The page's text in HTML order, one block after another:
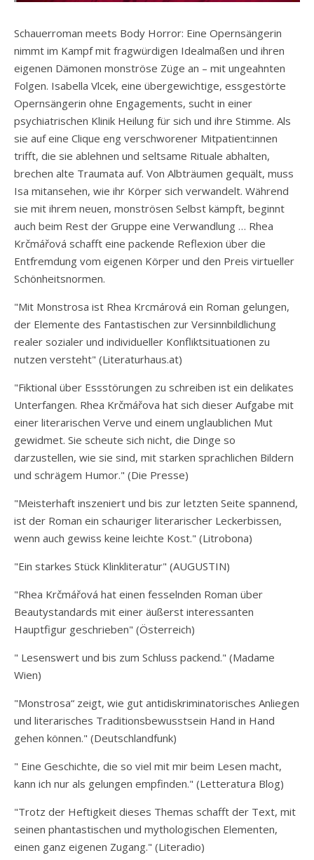
Schauerroman meets Body Horror: Eine Opernsängerin
nimmt im Kampf mit fragwürdigen Idealmaßen und ihren
eigenen Dämonen monströse Züge an – mit ungeahnten
Folgen. Isabella Vlcek, eine übergewichtige, essgestörte
Opernsängerin ohne Engagements, sucht in einer
psychiatrischen Klinik Heilung für sich und ihre Stimme. Als
sie auf eine Clique eng verschworener Mitpatient:innen
trifft, die sie ablehnen und seltsame Rituale abhalten,
brechen alte Traumata auf. Von Albträumen gequält, muss
Isa mitansehen, wie ihr Körper sich verwandelt. Während
sie mit ihrem neuen, monströsen Selbst kämpft, beginnt
auch beim Rest der Gruppe eine Verwandlung … Rhea
Krčmářová schafft eine packende Reflexion über die
Entfremdung vom eigenen Körper und den Preis virtueller
Schönheitsnormen.
"Mit Monstrosa ist Rhea Krcmárová ein Roman gelungen,
der Elemente des Fantastischen zur Versinnbildlichung
realer sozialer und individueller Konfliktsituationen zu
nutzen versteht" (Literaturhaus.at)
"Fiktional über Essstörungen zu schreiben ist ein delikates
Unterfangen. Rhea Krčmářova hat sich dieser Aufgabe mit
einer literarischen Verve und einem unglaublichen Mut
gewidmet. Sie scheute sich nicht, die Dinge so
darzustellen, wie sie sind, mit starken sprachlichen Bildern
und schrägem Humor." (Die Presse)
"Meisterhaft inszeniert und bis zur letzten Seite spannend,
ist der Roman ein schauriger literarischer Leckerbissen,
wenn auch gewiss keine leichte Kost." (Litrobona)
"Ein starkes Stück Klinkliteratur" (AUGUSTIN)
"Rhea Krčmářová hat einen fesselnden Roman über
Beautystandards mit einer äußerst interessanten
Hauptfigur geschrieben" (Österreich)
" Lesenswert und bis zum Schluss packend." (Madame
Wien)
"Monstrosa“ zeigt, wie gut antidiskriminatorisches Anliegen
und literarisches Traditionsbewusstsein Hand in Hand
gehen können." (Deutschlandfunk)
" Eine Geschichte, die so viel mit mir beim Lesen macht,
kann ich nur als gelungen empfinden." (Letteratura Blog)
"Trotz der Heftigkeit dieses Themas schafft der Text, mit
seinen phantastischen und mythologischen Elementen,
einen ganz eigenen Zugang." (Literadio)